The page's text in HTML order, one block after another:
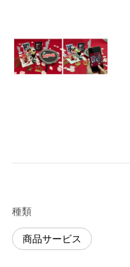
種類
商品サービス